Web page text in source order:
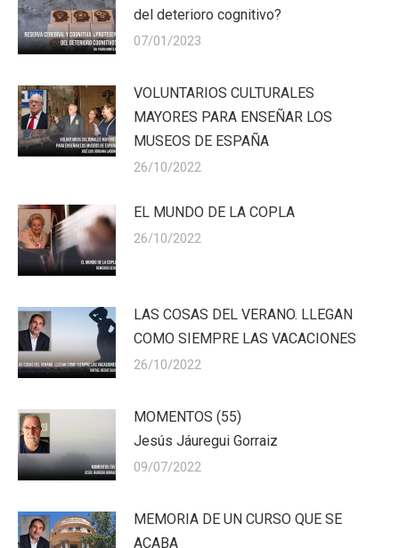
del deterioro cognitivo?
07/01/2023
VOLUNTARIOS CULTURALES
MAYORES PARA ENSEÑAR LOS
MUSEOS DE ESPAÑA
26/10/2022
EL MUNDO DE LA COPLA
26/10/2022
LAS COSAS DEL VERANO. LLEGAN
COMO SIEMPRE LAS VACACIONES
26/10/2022
MOMENTOS (55)
Jesús Jáuregui Gorraiz
09/07/2022
MEMORIA DE UN CURSO QUE SE
ACABA